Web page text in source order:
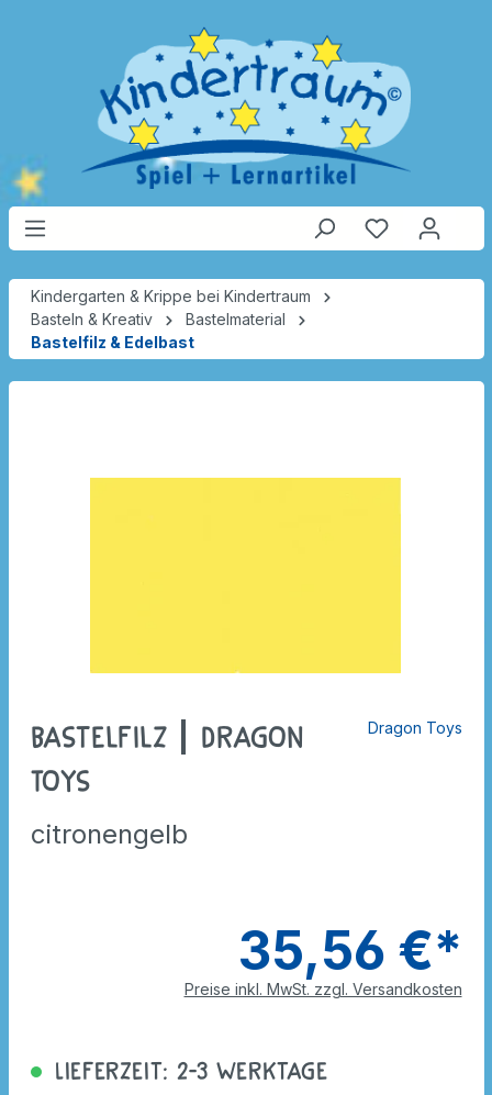
Kindergarten & Krippe bei Kindertraum
Basteln & Kreativ
Bastelmaterial
Bastelfilz & Edelbast
Bastelfilz | Dragon
Toys
citronengelb
Dragon Toys
35,56 €*
Preise inkl. MwSt. zzgl. Versandkosten
Lieferzeit: 2-3 Werktage